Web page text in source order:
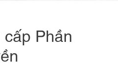
Phần